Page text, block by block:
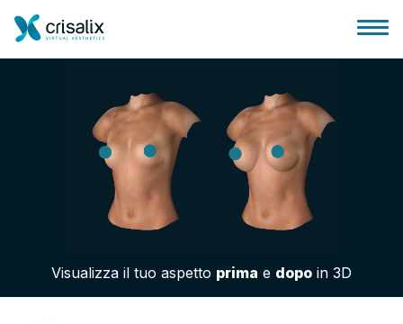
Accesso chirurghi
Piattaforma Business 3D
Piani
Visualizza il tuo aspetto prima e dopo in 3D